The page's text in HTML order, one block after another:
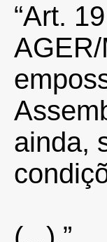
“Art.
ainda,